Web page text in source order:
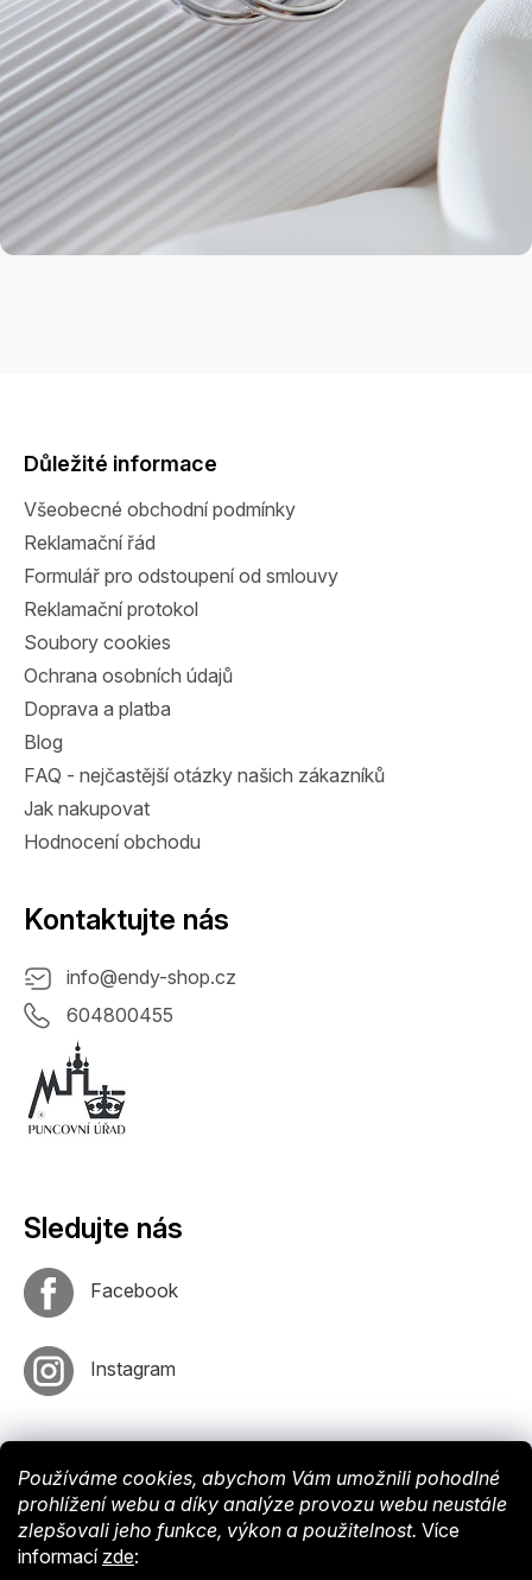
Používáme cookies, abychom Vám umožnili pohodlné
prohlížení webu a díky analýze provozu webu neustále
zlepšovali jeho funkce, výkon a použitelnost. Více
informací zde:
Důležité informace
Všeobecné obchodní podmínky
Reklamační řád
Formulář pro odstoupení od smlouvy
Reklamační protokol
Soubory cookies
Ochrana osobních údajů
Doprava a platba
Blog
FAQ - nejčastější otázky našich zákazníků
Jak nakupovat
Hodnocení obchodu
Kontaktujte nás
info@endy-shop.cz
604800455
Sledujte nás
Facebook
Instagram